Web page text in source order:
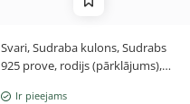
Svari, Sudraba kulons, Sudrabs
925 prove, rodijs (pārklājums),
Ir pieejams